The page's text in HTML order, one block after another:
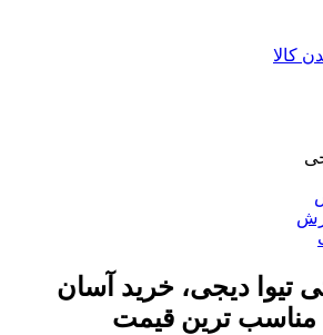
کالا
تیوا دیجی، خرید آسان
مناسب ترین قیمت